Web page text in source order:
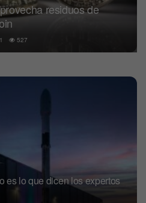
residuos de
527
es lo que dicen los expertos